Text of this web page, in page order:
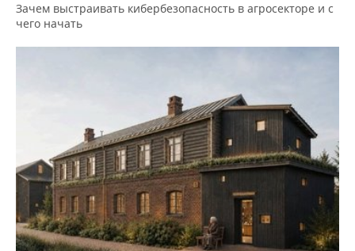
Зачем выстраивать кибербезопасность в агросекторе и с
чего начать